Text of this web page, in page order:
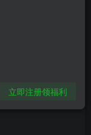
烈一点，颜色
的老哥。
立即注册领福利